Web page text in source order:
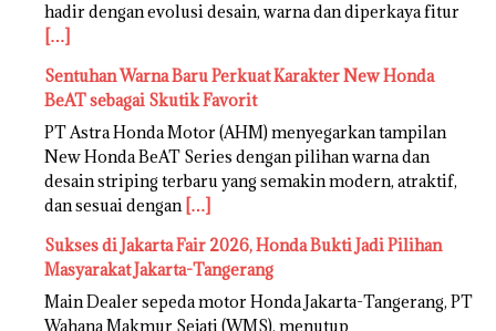
hadir dengan evolusi desain, warna dan diperkaya fitur
[…]
Sentuhan Warna Baru Perkuat Karakter New Honda
BeAT sebagai Skutik Favorit
PT Astra Honda Motor (AHM) menyegarkan tampilan
New Honda BeAT Series dengan pilihan warna dan
desain striping terbaru yang semakin modern, atraktif,
dan sesuai dengan […]
Sukses di Jakarta Fair 2026, Honda Bukti Jadi Pilihan
Masyarakat Jakarta-Tangerang
Main Dealer sepeda motor Honda Jakarta-Tangerang, PT
Wahana Makmur Sejati (WMS), menutup